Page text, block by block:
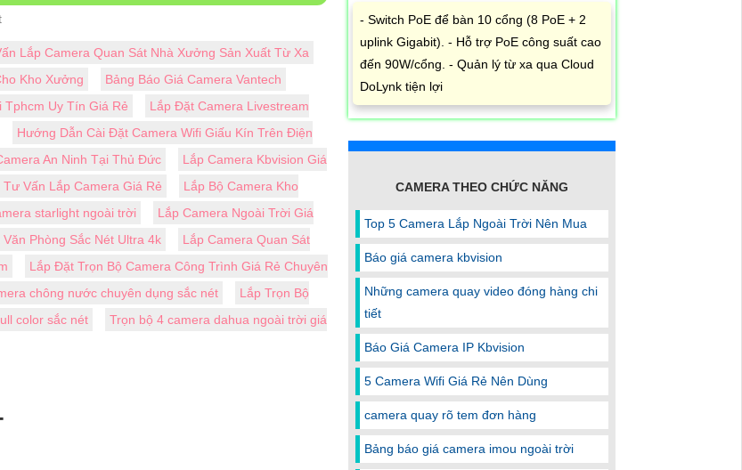
Lắp Camera Quan Sát Nhà Xưởng Sản Xuất Từ Xa
Kho Xưởng
Bảng Báo Giá Camera Vantech
Tphcm Uy Tín Giá Rẻ
Lắp Đặt Camera Livestream
Hướng Dẫn Cài Đặt Camera Wifi Giấu Kín Trên Điện
An Ninh Tại Thủ Đức
Lắp Camera Kbvision Giá
Tư Vấn Lắp Camera Giá Rẻ
Lắp Bộ Camera Kho
starlight ngoài trời
Lắp Camera Ngoài Trời Giá
Phòng Sắc Nét Ultra 4k
Lắp Camera Quan Sát
Lắp Đặt Trọn Bộ Camera Công Trình Giá Rẻ Chuyên
chông nước chuyên dụng sắc nét
Lắp Trọn Bộ
color sắc nét
Trọn bộ 4 camera dahua ngoài trời giá
- Switch PoE để bàn 10 cổng (8 PoE + 2
uplink Gigabit). - Hỗ trợ PoE công suất cao
đến 90W/cổng. - Quản lý từ xa qua Cloud
DoLynk tiện lợi
CAMERA THEO CHỨC NĂNG
Top 5 Camera Lắp Ngoài Trời Nên Mua
Báo giá camera kbvision
Những camera quay video đóng hàng chi
tiết
Báo Giá Camera IP Kbvision
5 Camera Wifi Giá Rẻ Nên Dùng
camera quay rõ tem đơn hàng
Bảng báo giá camera imou ngoài trời